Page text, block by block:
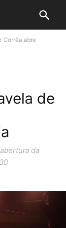
Corrêa abre
de
da